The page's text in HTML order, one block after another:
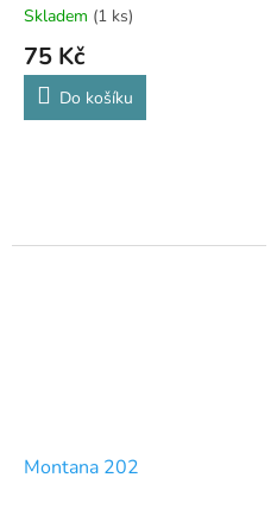
Skladem (1 ks)
75 Kč
Do košíku
Montana 202